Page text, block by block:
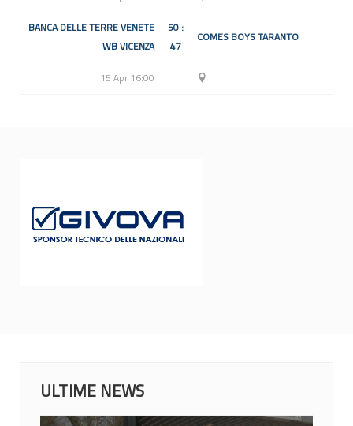
BANCA DELLE TERRE VENETE
WB VICENZA
50 :
47
COMES BOYS TARANTO
15 Apr 16:00
ULTIME NEWS